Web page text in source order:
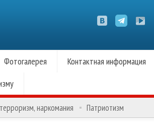
Фотогалерея Контактная информация
наркомания Патриотизм